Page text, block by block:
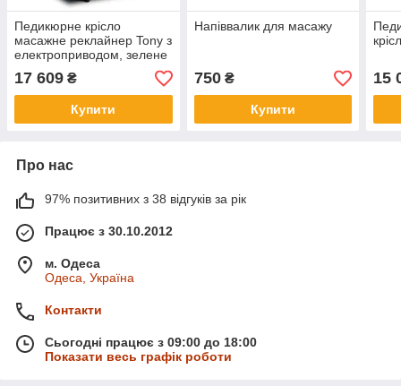
Педикюрне крісло
масажне реклайнер Tony з
електроприводом, зелене
17 609 ₴
Купити
Напіввалик для масажу
750₴
Купити
15
Про нас
97% позитивних з 38 відгуків за рік
Працює з 30.10.2012
м. Одеса
Одеса, Україна
Контакти
Сьогодні працює з 09:00 до 18:00
Показати весь графік роботи